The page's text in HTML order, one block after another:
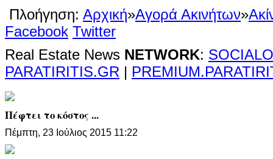
Πλοήγηση: Αρχική»Αγορά Ακινήτων»
Facebook Twitter
Real Estate News NETWORK:
PARATIRITIS.GR |
Πέφτει το κόστος ...
Πέμπτη, 23 Ιούλιος 2015 11:22